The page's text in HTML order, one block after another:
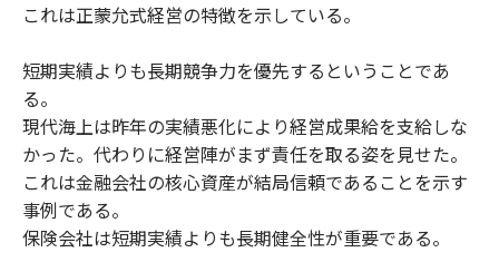
これは正蒙允式経営の特徴を示している。
短期実績よりも長期競争力を優先するということであ
る。
現代海上は昨年の実績悪化により経営成果給を支給しな
かった。代わりに経営陣がまず責任を取る姿を見せた。
これは金融会社の核心資産が結局信頼であることを示す
事例である。
保険会社は短期実績よりも長期健全性が重要である。